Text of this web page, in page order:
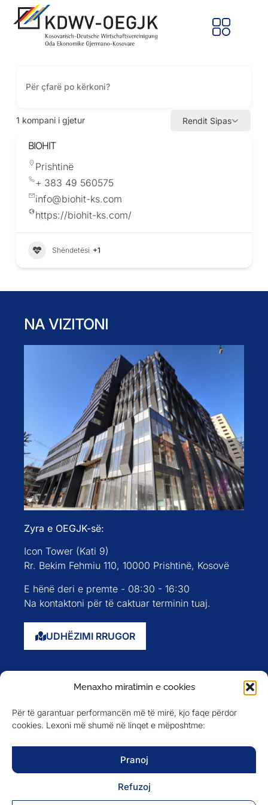
Menaxho miratimin e cookies
Për të garantuar performancën më të mirë, kjo faqe përdor
cookies. Lexoni më shumë në linqet e mëposhtme:
Pranoj
Refuzoj
1 kompani i gjetur Rendit Sipas
BIOHIT
Prishtinë
+ 383 49 560575
info@biohit-ks.com
https://biohit-ks.com/
Shëndetësi +1
NA VIZITONI
Zyra e OEGJK-së:
Icon Tower (Kati 9)
Rr. Bekim Fehmiu 110, 10000 Prishtinë, Kosovë
E hënë deri e premte - 08:30 - 16:30
Na kontaktoni për të caktuar terminin tuaj.
UDHËZIMI RRUGOR
Evente
Anëtarët
Newsletter